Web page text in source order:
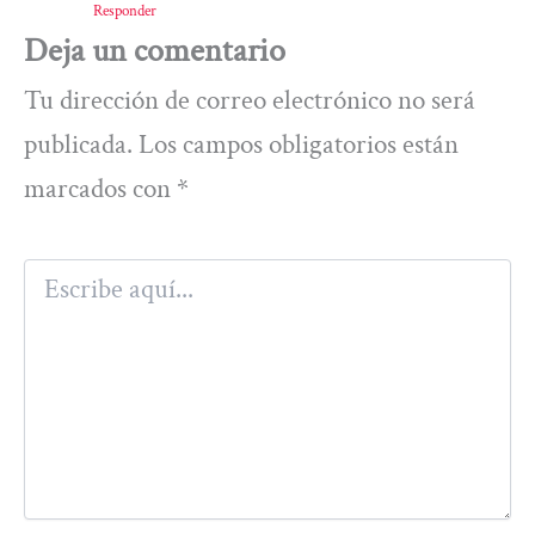
Responder
Deja un comentario
Tu dirección de correo electrónico no será
publicada. Los campos obligatorios están
marcados con *
Escribe
aquí...